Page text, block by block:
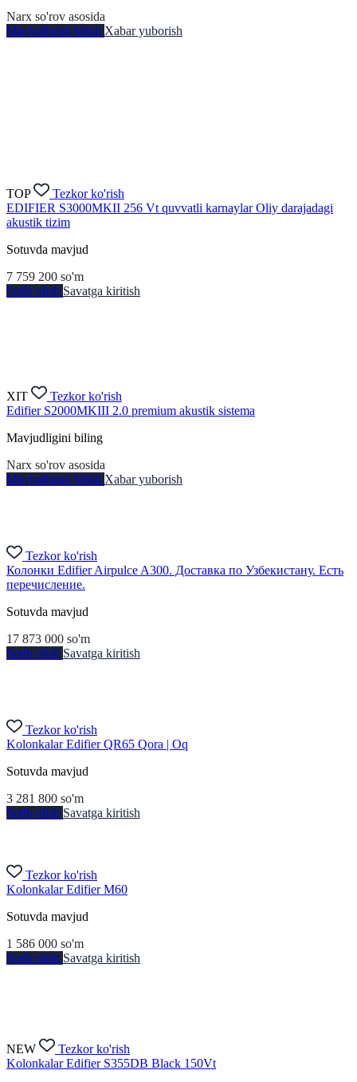
Narx so'rov asosida
Mavjudligini bilish Xabar yuborish
TOP
Tezkor ko'rish
EDIFIER S3000MKII 256 Vt quvvatli karnaylar Oliy darajadagi
akustik tizim
Sotuvda mavjud
7 759 200 so'm
Sotib olish Savatga kiritish
XIT
Tezkor ko'rish
Edifier S2000MKIII 2.0 premium akustik sistema
Mavjudligini biling
Narx so'rov asosida
Mavjudligini bilish Xabar yuborish
Tezkor ko'rish
Колонки Edifier Airpulce A300. Доставка по Узбекистану. Есть
перечисление.
Sotuvda mavjud
17 873 000 so'm
Sotib olish Savatga kiritish
Tezkor ko'rish
Kolonkalar Edifier QR65 Qora | Oq
Sotuvda mavjud
3 281 800 so'm
Sotib olish Savatga kiritish
Tezkor ko'rish
Kolonkalar Edifier M60
Sotuvda mavjud
1 586 000 so'm
Sotib olish Savatga kiritish
NEW
Tezkor ko'rish
Kolonkalar Edifier S355DB Black 150Vt